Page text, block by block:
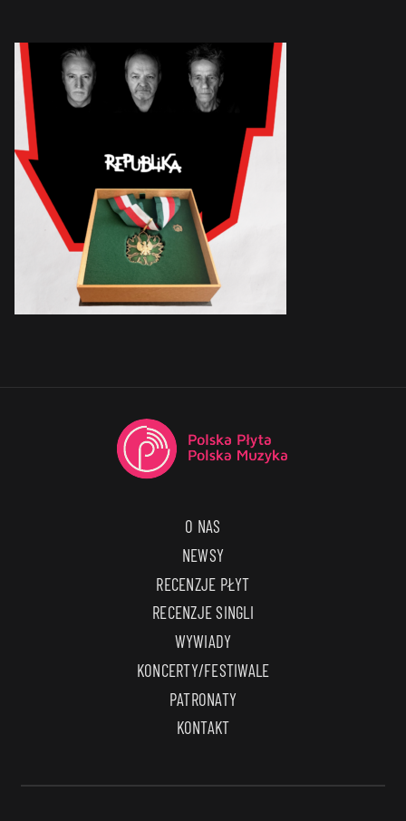
O NAS
NEWSY
RECENZJE PŁYT
RECENZJE SINGLI
WYWIADY
KONCERTY/FESTIWALE
PATRONATY
KONTAKT